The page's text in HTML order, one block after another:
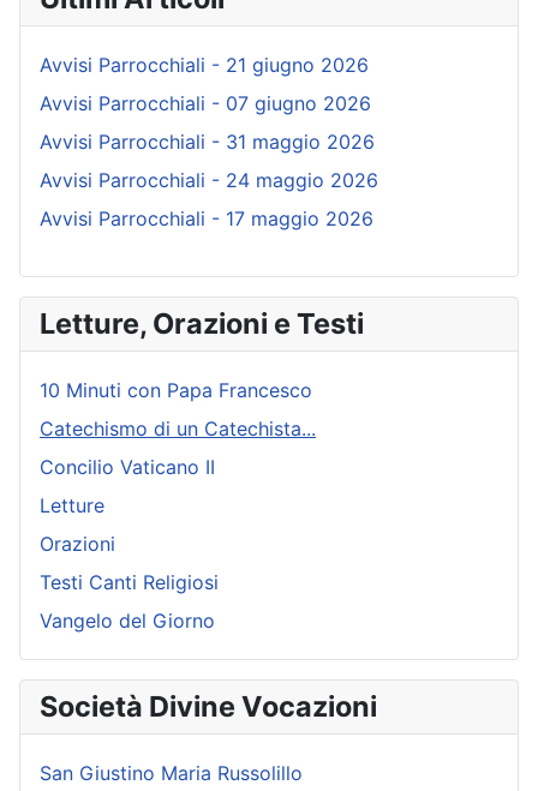
Avvisi Parrocchiali - 21 giugno 2026
Avvisi Parrocchiali - 07 giugno 2026
Avvisi Parrocchiali - 31 maggio 2026
Avvisi Parrocchiali - 24 maggio 2026
Avvisi Parrocchiali - 17 maggio 2026
Letture, Orazioni e Testi
10 Minuti con Papa Francesco
Catechismo di un Catechista...
Concilio Vaticano II
Letture
Orazioni
Testi Canti Religiosi
Vangelo del Giorno
Società Divine Vocazioni
San Giustino Maria Russolillo